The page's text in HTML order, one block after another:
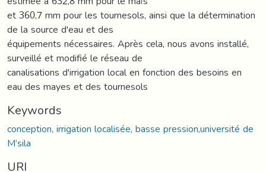
et 360,7 mm pour les tournesols, ainsi que la détermination
de la source d'eau et des
équipements nécessaires. Après cela, nous avons installé,
surveillé et modifié le réseau de
canalisations d'irrigation local en fonction des besoins en
eau des mayes et des tournesols
Keywords
conception, irrigation localisée, basse pression,université de
M’sila
URI